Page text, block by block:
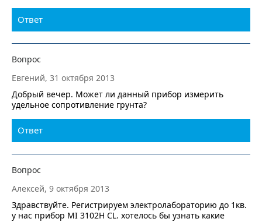
Ответ
Вопрос
Евгений, 31 октября 2013
Добрый вечер. Может ли данный прибор измерить
удельное сопротивление грунта?
Ответ
Вопрос
Алексей, 9 октября 2013
Здравствуйте. Регистрируем электролабораторию до 1кв.
у нас прибор MI 3102H CL. хотелось бы узнать какие